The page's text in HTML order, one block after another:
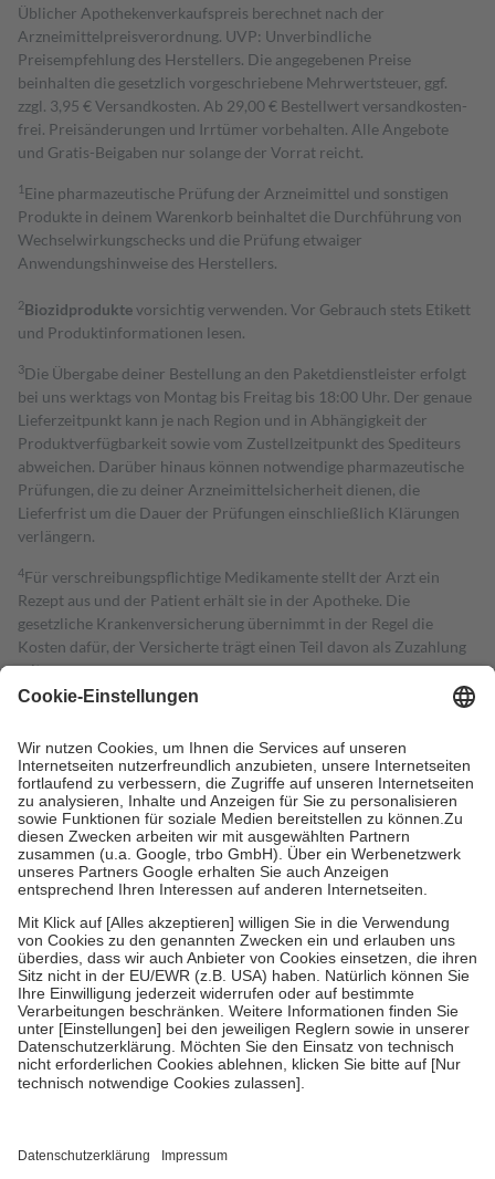
Üblicher Apothekenverkaufspreis berechnet nach der
Arzneimittelpreisverordnung. UVP: Unverbindliche
Preisempfehlung des Herstellers. Die angegebenen Preise
beinhalten die gesetzlich vorgeschriebene Mehrwertsteuer, ggf.
zzgl. 3,95 € Versandkosten. Ab 29,00 € Bestell­wert versand­kosten­
frei. Preisänderungen und Irrtümer vorbehalten. Alle Angebote
und Gratis-Beigaben nur solange der Vorrat reicht.
1 Eine pharmazeutische Prüfung der Arzneimittel und sonstigen
Produkte in deinem Warenkorb beinhaltet die Durchführung von
Wechselwirkungschecks und die Prüfung etwaiger
Anwendungshinweise des Herstellers.
2Biozidproduktevorsichtig verwenden. Vor Gebrauch stets Etikett
und Produktinformationen lesen.
3Die Übergabe deiner Bestellung an den Paketdienstleister erfolgt
bei uns werktags von Montag bis Freitag bis 18:00 Uhr. Der genaue
Lieferzeitpunkt kann je nach Region und in Abhängigkeit der
Produktverfügbarkeit sowie vom Zustellzeitpunkt des Spediteurs
abweichen. Darüber hinaus können notwendige pharmazeutische
Prüfungen, die zu deiner Arzneimittelsicherheit dienen, die
Lieferfrist um die Dauer der Prüfungen einschließlich Klärungen
verlängern.
4Für verschreibungspflichtige Medikamente stellt der Arzt ein
Rezept aus und der Patient erhält sie in der Apotheke. Die
gesetzliche Krankenversicherung übernimmt in der Regel die
Kosten dafür, der Versicherte trägt einen Teil davon als Zuzahlung
mit.
Grundsätzlich leisten Mitglieder Zuzahlungen in Höhe von zehn
höchstens zehn Euro.
Es sind jedoch nie mehr als die tatsächlichen
Kosten der Leistung zu entrichten.
Diese Regeln gelten grundsätzlich auch für Online-Apotheken.
Bei Heilmitteln und häuslicher Krankenpflege beträgt die
Zuzahlung zehn Prozent der Kosten sowie zehn Euro je
Verordnung.
Um das Engagement der Versicherten für ihre eigene Gesundheit zu
stärken und die besondere Stellung der Familie zu unterstützen,
fallenkeine Zuzahlungenan bei:
• Kindern und Jugendlichen bis zum vollendeten 18. Lebensjahr
mit Ausnahme der Fahrkosten
• Untersuchungen zur Vorsorge und Früherkennung, die von der
GKV getragen werden
• empfohlenen Schutzimpfungen
• Harn- und Blutteststreifen
getroffen, um sicherzustellen, dass es sich um echte Bewertungen